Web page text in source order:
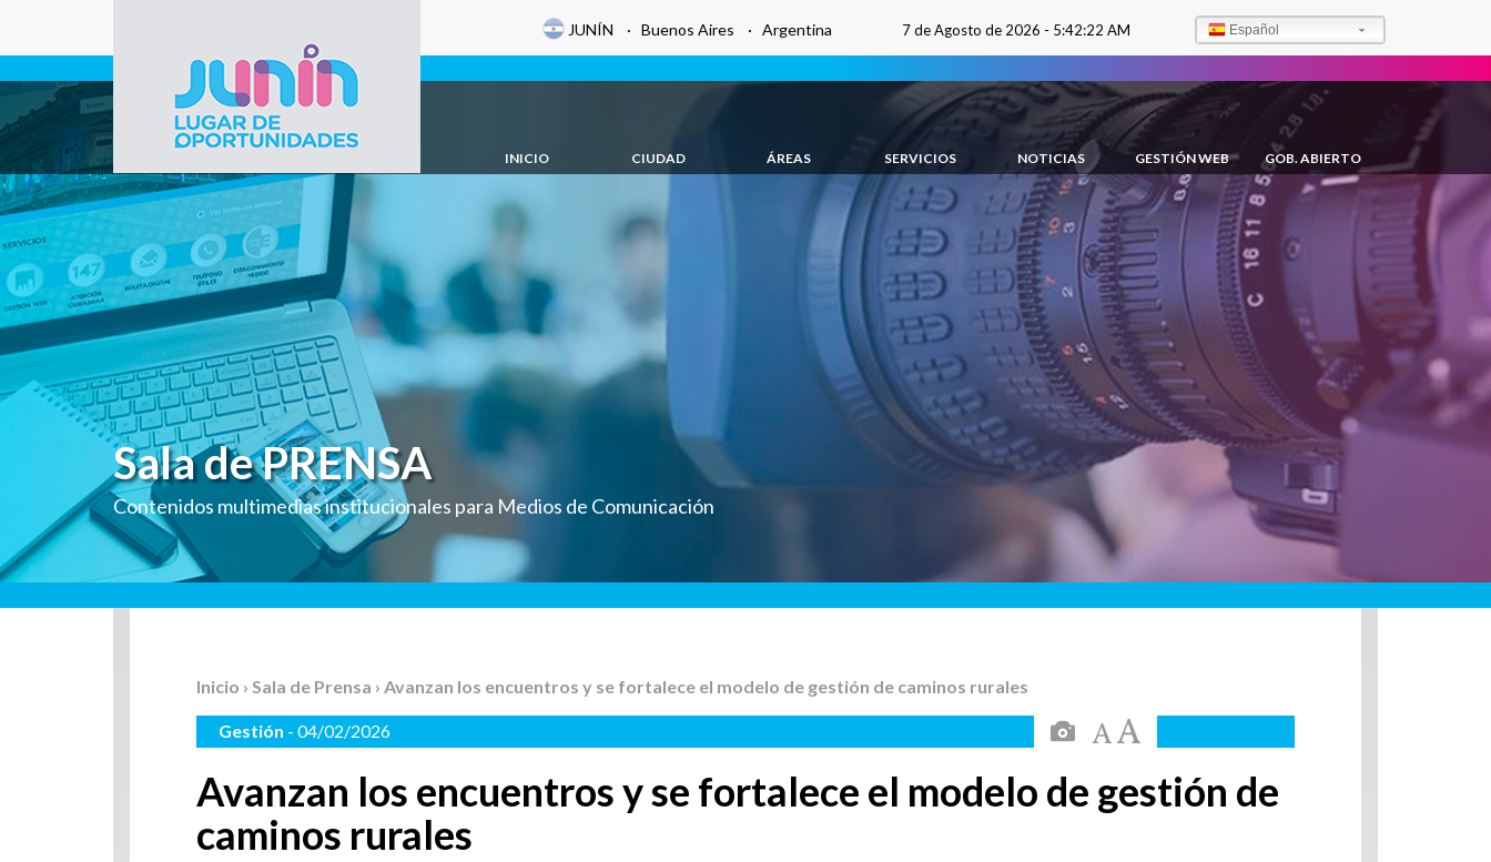
Gobierno de
Junín
JUNÍN · Buenos Aires · Argentina 7 de Agosto de 2026 - 5:42:23 AM Español
INICIO CIUDAD ÁREAS SERVICIOS NOTICIAS GESTIÓN WEB GOB. ABIERTO
Sala de PRENSA
Contenidos multimedias institucionales para Medios de Comunicación
Inicio › Sala de Prensa › Avanzan los encuentros y se fortalece el modelo de gestión de caminos rurales
Gestión - 04/02/2026
Avanzan los encuentros y se fortalece el modelo de gestión de
caminos rurales